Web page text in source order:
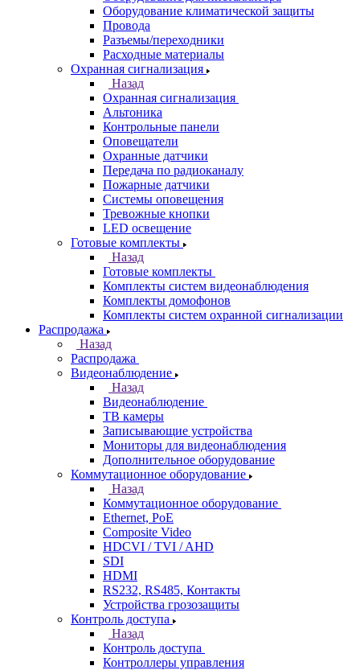
Оборудование климатической защиты
Провода
Разъемы/переходники
Расходные материалы
Охранная сигнализация
Назад
Охранная сигнализация
Альтоника
Контрольные панели
Оповещатели
Охранные датчики
Передача по радиоканалу
Пожарные датчики
Системы оповещения
Тревожные кнопки
LED освещение
Готовые комплекты
Назад
Готовые комплекты
Комплекты систем видеонаблюдения
Комплекты домофонов
Комплекты систем охранной сигнализации
Распродажа
Назад
Распродажа
Видеонаблюдение
Назад
Видеонаблюдение
ТВ камеры
Записывающие устройства
Мониторы для видеонаблюдения
Дополнительное оборудование
Коммутационное оборудование
Назад
Коммутационное оборудование
Ethernet, PoE
Composite Video
HDCVI / TVI / AHD
SDI
HDMI
RS232, RS485, Контакты
Устройства грозозащиты
Контроль доступа
Назад
Контроль доступа
Контроллеры управления